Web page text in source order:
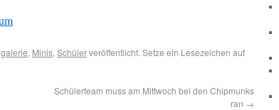
, Minis, Schülerveröffentlicht. Setze ein Lesezeichen auf
Schülerteam muss am Mittwoch bei den Chipmunks
ran →